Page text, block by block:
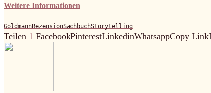
Weitere Informationen
GoldmannRezensionSachbuchStorytelling
Teilen 1 FacebookPinterestLinkedinWhatsappCopy Link